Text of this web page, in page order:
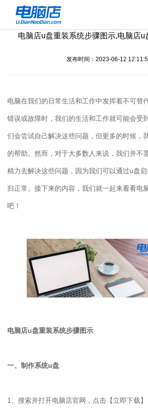
电脑店u盘重装系统步骤图示,电脑店u
发布时间：2023-06-12
电脑在我们的日常生活和工作中发挥着不可替
错误或故障时，我们的生活和工作就可能会受
们会尝试自己解决这些问题，但更多的时候，
的帮助。然而，对于大多数人来说，我们并不
精力去解决这些问题，因为我们可以通过u盘
归正常。接下来的内容，我们就一起来看看电
吧！
电脑店u盘重装系统步骤图示
一、制作系统u盘
1、搜索并打开电脑店官网，点击【立即下载